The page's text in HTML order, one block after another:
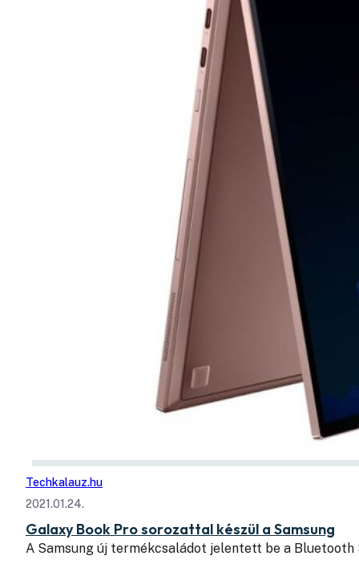
Techkalauz.hu
2021.01.24.
Galaxy Book Pro sorozattal készül a Samsung
A Samsung új termékcsaládot jelentett be a